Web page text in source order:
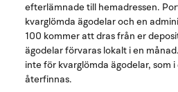
efterlämnade till hemadressen.
kvarglömda ägodelar och en
100 kommer att dras från er
ägodelar förvaras lokalt i en
inte för kvarglömda ägodelar, som
återfinnas.